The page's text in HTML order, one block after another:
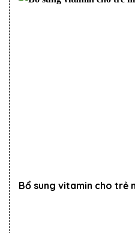
Bổ sung vitamin cho trẻ